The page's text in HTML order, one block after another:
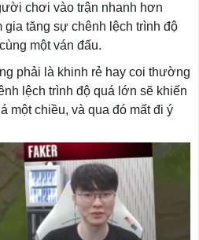
chơi vào trận nhanh hơn
tăng sự chênh lệch trình độ
một ván đấu.
phải là khinh rẻ hay coi thường
lệch trình độ quá lớn sẽ khiến
một chiều, và qua đó mất đi ý